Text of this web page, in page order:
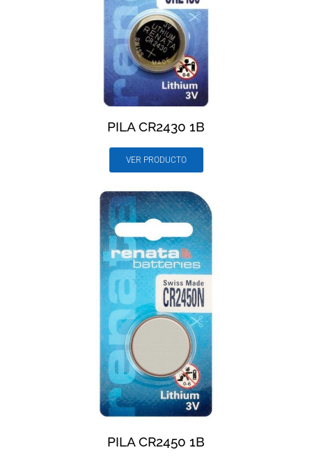
PILA CR2430 1B
VER PRODUCTO
PILA CR2450 1B